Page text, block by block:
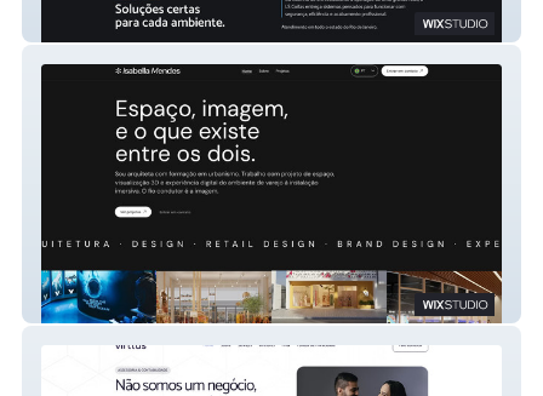
Ls Coifas
Isabellamendes